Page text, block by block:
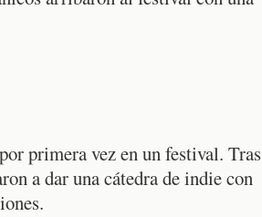
primera vez en un festival. Tras
a dar una cátedra de indie con